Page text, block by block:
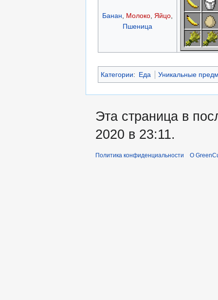
Банан Молоко Яйцо
Пшеница
Категории: Еда Уникальные
Эта страница в
2020 в 23:11.
Политика конфиденциальности О